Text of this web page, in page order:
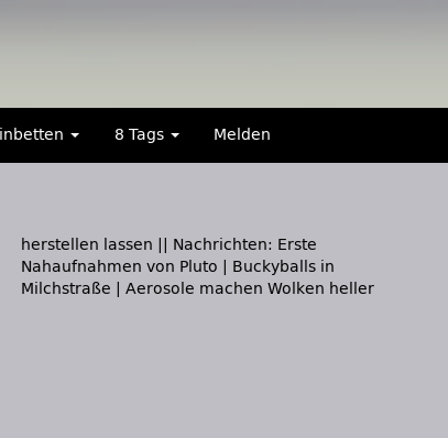
8 Tags Melden
Milchstraße | Aerosole machen Wolken heller